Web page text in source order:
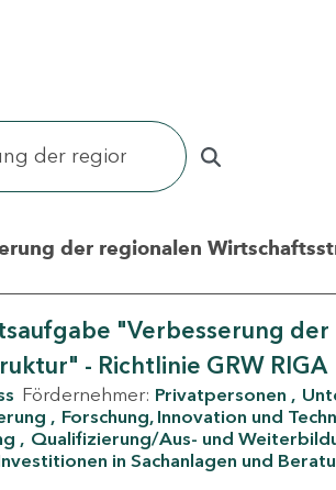
der regionalen
"Verbesserung
- Richtlinie GRW RIGA
Fördernehmer: Privatpersonen
Forschung, Innovation und
Qualifizierung/Aus- und
in Sachanlagen und